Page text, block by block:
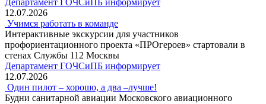
Департамент ГОЧСиПБ информирует
12.07.2026
Учимся работать в команде
Интерактивные экскурсии для участников
профориентационного проекта «ПРОгероев» стартовали в
стенах Службы 112 Москвы
Департамент ГОЧСиПБ информирует
12.07.2026
Один пилот – хорошо, а два –лучше!
Будни санитарной авиации Московского авиационного